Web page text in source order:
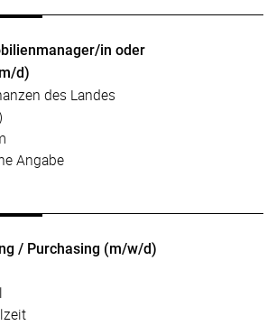
in oder
d)
des Landes
Angabe
/ Purchasing (m/w/d)